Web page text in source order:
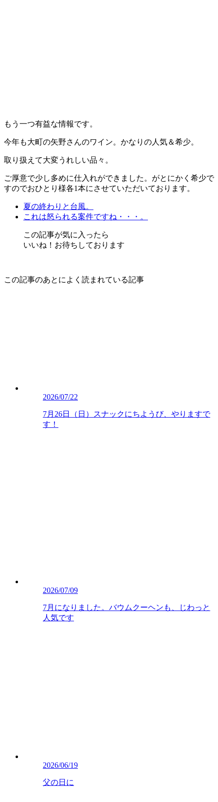
もう一つ有益な情報です。
今年も大町の矢野さんのワイン。かなりの人気＆希少。
取り扱えて大変うれしい品々。
ご厚意で少し多めに仕入れができました。がとにかく希少で
すのでおひとり様各1本にさせていただいております。
夏の終わりと台風。
これは怒られる案件ですね・・・。
この記事が気に入ったら
いいね！お待ちしております
この記事のあとによく読まれている記事
2026/07/22
7月26日（日）スナックにちようび、やりますで
す！
2026/07/09
7月になりました。バウムクーヘンも、じわっと
人気です
2026/06/19
父の日に